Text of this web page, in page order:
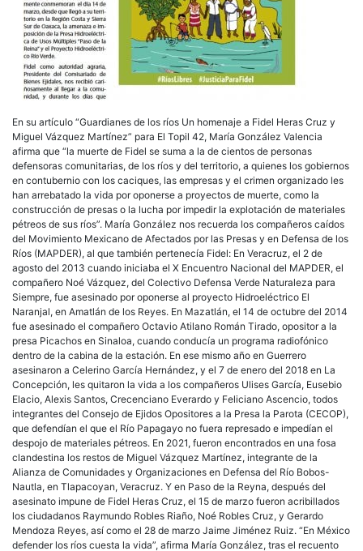
En su artículo “Guardianes de los ríos Un homenaje a Fidel Heras Cruz y
Miguel Vázquez Martínez” para El Topil 42, María González Valencia
afirma que “la muerte de Fidel se suma a la de cientos de personas
defensoras comunitarias, de los ríos y del territorio, a quienes los gobiernos
en contubernio con los caciques, las empresas y el crimen organizado les
han arrebatado la vida por oponerse a proyectos de muerte, como la
construcción de presas o la lucha por impedir la explotación de materiales
pétreos de sus ríos”. María González nos recuerda los compañeros caídos
del Movimiento Mexicano de Afectados por las Presas y en Defensa de los
Ríos (MAPDER), al que también pertenecía Fidel: En Veracruz, el 2 de
agosto del 2013 cuando iniciaba el X Encuentro Nacional del MAPDER, el
compañero Noé Vázquez, del Colectivo Defensa Verde Naturaleza para
Siempre, fue asesinado por oponerse al proyecto Hidroeléctrico El
Naranjal, en Amatlán de los Reyes. En Mazatlán, el 14 de octubre del 2014
fue asesinado el compañero Octavio Atilano Román Tirado, opositor a la
presa Picachos en Sinaloa, cuando conducía un programa radiofónico
dentro de la cabina de la estación. En ese mismo año en Guerrero
asesinaron a Celerino García Hernández, y el 7 de enero del 2018 en La
Concepción, les quitaron la vida a los compañeros Ulises García, Eusebio
Elacio, Alexis Santos, Crecenciano Everardo y Feliciano Ascencio, todos
integrantes del Consejo de Ejidos Opositores a la Presa la Parota (CECOP),
que defendían el que el Río Papagayo no fuera represado e impedían el
despojo de materiales pétreos. En 2021, fueron encontrados en una fosa
clandestina los restos de Miguel Vázquez Martínez, integrante de la
Alianza de Comunidades y Organizaciones en Defensa del Río Bobos-
Nautla, en Tlapacoyan, Veracruz. Y en Paso de la Reyna, después del
asesinato impune de Fidel Heras Cruz, el 15 de marzo fueron acribillados
los ciudadanos Raymundo Robles Riaño, Noé Robles Cruz, y Gerardo
Mendoza Reyes, así como el 28 de marzo Jaime Jiménez Ruiz. “En México
defender los ríos cuesta la vida”, afirma María González, tras el recuento